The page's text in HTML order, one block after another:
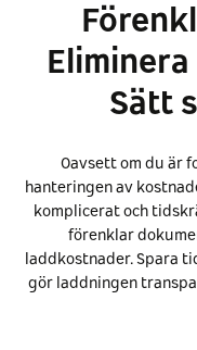
Sätt
Oavsett om du är
hanteringen av
komplicerat och
förenklar
laddkostnader. Spara
gör laddningen